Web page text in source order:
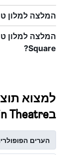
המלצה למלון
Square?
למצוא
בEpstein Theatre
הערים